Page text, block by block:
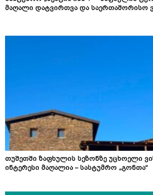
მაღალი დატვირთვა და საერთაშორისო
თუშეთში ზაფხულის სეზონზე უცხოელი
ინტერესი მაღალია – სასტუმრო „გონთა“